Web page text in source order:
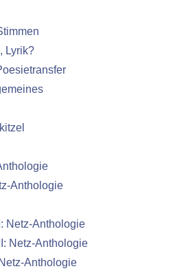
Lyrik?
Anthologie
Netz-Anthologie
Netz-Anthologie
Anthologie